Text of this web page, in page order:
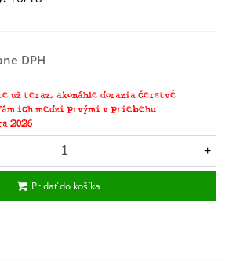
už teraz, akonáhle dorazia čerstvé
ich medzi prvými v priebehu
2026
+
Pridať do košíka